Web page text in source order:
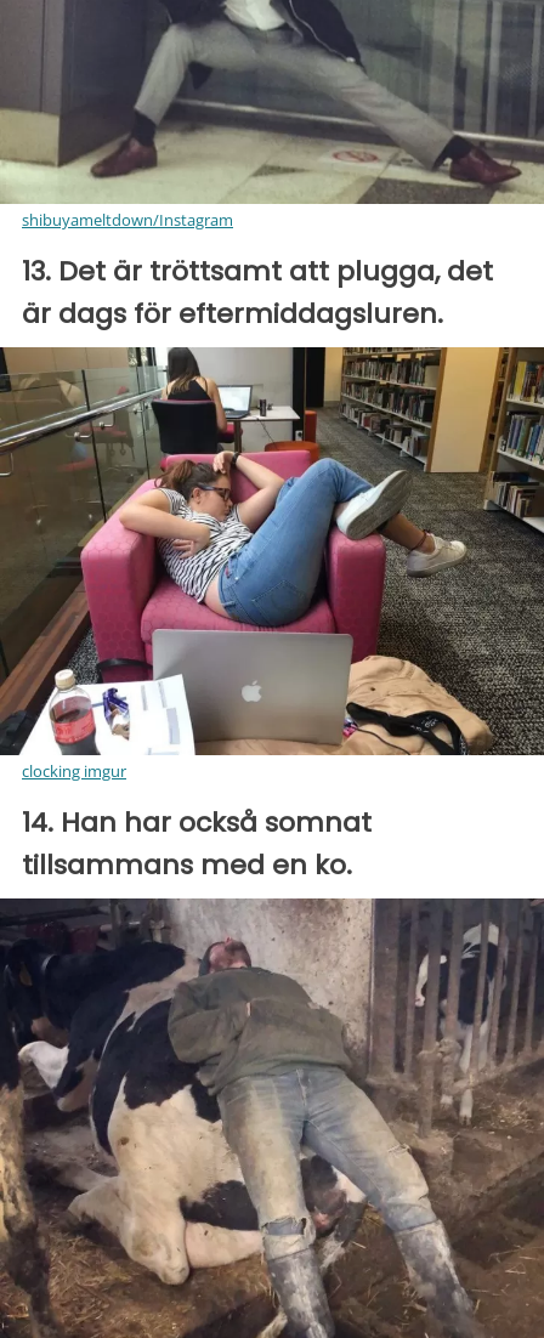
shibuyameltdown/Instagram
13. Det är tröttsamt att plugga, det
är dags för eftermiddagsluren.
clocking imgur
14. Han har också somnat
tillsammans med en ko.